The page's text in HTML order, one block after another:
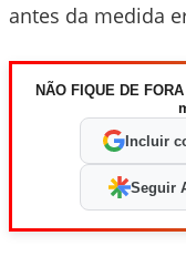
antes da medida
NÃO FIQUE DE
Incluir
Seguir